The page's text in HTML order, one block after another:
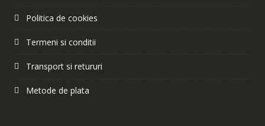
Politica de cookies
Termeni si conditii
Transport si retururi
Metode de plata